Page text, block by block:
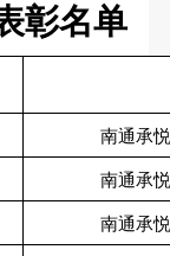
彰名单
南通承
南通承
南通承